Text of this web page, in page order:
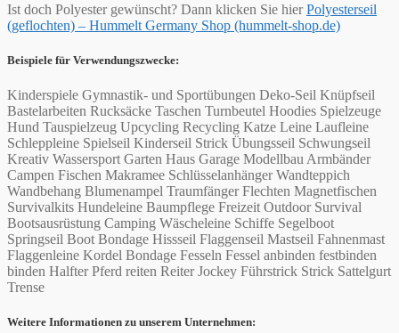
Ist doch Polyester gewünscht? Dann klicken Sie hierPolyesterseil
(geflochten) – Hummelt Germany Shop (hummelt-shop.de)
Beispiele für Verwendungszwecke:
Kinderspiele Gymnastik- und Sportübungen Deko-Seil Knüpfseil
Bastelarbeiten Rucksäcke Taschen Turnbeutel Hoodies Spielzeuge
Hund Tauspielzeug Upcycling Recycling Katze Leine Laufleine
Schleppleine Spielseil Kinderseil Strick Übungsseil Schwungseil
Kreativ Wassersport Garten Haus Garage Modellbau Armbänder
Campen Fischen Makramee Schlüsselanhänger Wandteppich
Wandbehang Blumenampel Traumfänger Flechten Magnetfischen
Survivalkits Hundeleine Baumpflege Freizeit Outdoor Survival
Bootsausrüstung Camping Wäscheleine Schiffe Segelboot
Springseil Boot Bondage Hissseil Flaggenseil Mastseil Fahnenmast
Flaggenleine Kordel Bondage Fesseln Fessel anbinden festbinden
binden Halfter Pferd reiten Reiter Jockey Führstrick Strick Sattelgurt
Trense
Weitere Informationen zu unserem Unternehmen: